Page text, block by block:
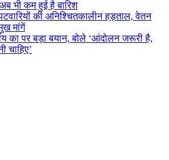
भी कम हुई है बारिश
की अनिश्चितकालीन हड़ताल, वेतन
मांगें
का पर बड़ा बयान, बोले ‘आंदोलन जरूरी है,
चाहिए’